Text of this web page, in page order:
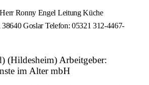
Ronny Engel Leitung Küche
38640 Goslar Telefon: 05321 312-4467-
(Hildesheim) Arbeitgeber:
im Alter mbH